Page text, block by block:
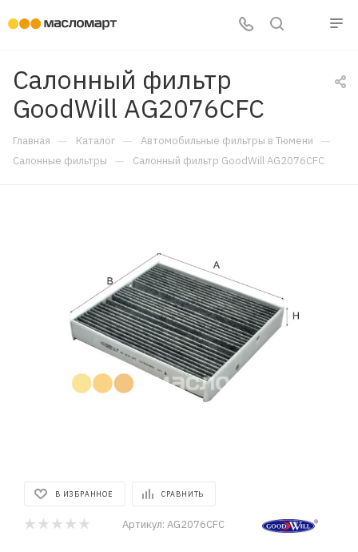
Салонный фильтр
GoodWill AG2076CFC
Главная — Каталог — Автомобильные фильтры в Тюмени —
Салонные фильтры — Салонный фильтр GoodWill AG2076CFC
В ИЗБРАННОЕ СРАВНИТЬ
Артикул: AG2076CFC